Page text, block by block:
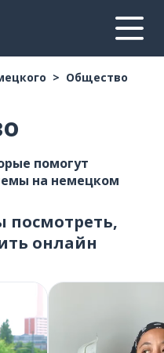
Общество
помогут
на немецком
посмотреть,
онлайн